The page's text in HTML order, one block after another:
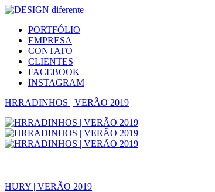
PORTFÓLIO
EMPRESA
CONTATO
CLIENTES
FACEBOOK
INSTAGRAM
HRRADINHOS | VERÃO 2019
HURY | VERÃO 2019